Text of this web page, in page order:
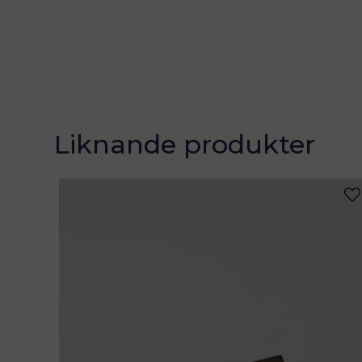
Liknande produkter